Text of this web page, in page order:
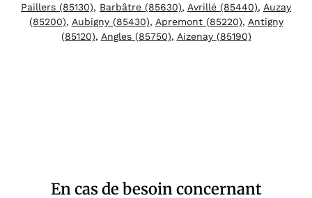
Paillers (85130), Barbâtre (85630), Avrillé (85440), Auzay
(85200), Aubigny (85430), Apremont (85220), Antigny
(85120), Angles (85750), Aizenay (85190)
En cas de besoin concernant